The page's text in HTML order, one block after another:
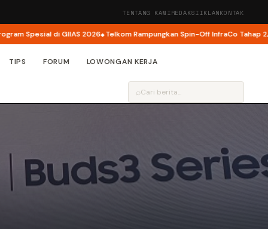
TENTANG KAMIREDAKSIIKLANKONTAK
di GIIAS 2026 Telkom Rampungkan Spin-Off InfraCo Tahap 2,
TIPS FORUM LOWONGAN KERJA
⌕